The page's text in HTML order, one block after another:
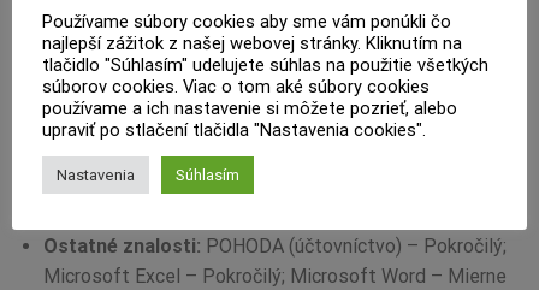
Požiadavky na zamestnanca
Pozícii vyhovujú uchádzači so vzdelaním:
vysokoškolské I. a II. stupňa
Vzdelanie v odbore:Ekonomické (podmienkou)
Jazykové znalosti:Anglický jazyk – Mierne pokročilý
Ostatné znalosti: POHODA (účtovníctvo) – Pokročilý;
Microsoft Excel – Pokročilý; Microsoft Word – Mierne
Používame súbory cookies aby sme vám ponúkli čo
najlepší zážitok z našej webovej stránky. Kliknutím na
tlačidlo "Súhlasím" udelujete súhlas na použitie všetkých
súborov cookies. Viac o tom aké súbory cookies
používame a ich nastavenie si môžete pozrieť, alebo
upraviť po stlačení tlačidla "Nastavenia cookies".
Nastavenia Súhlasím